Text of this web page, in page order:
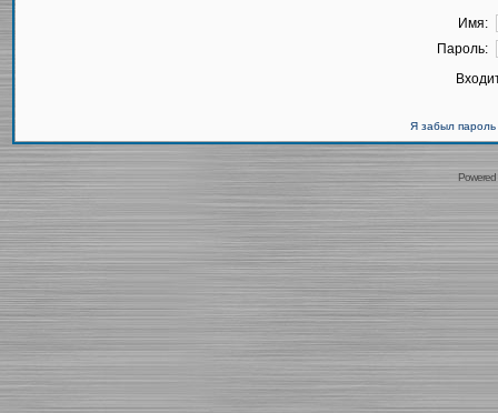
Имя:
Пароль:
Я забыл пароль